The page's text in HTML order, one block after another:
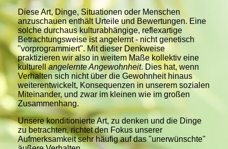
Diese Art, Dinge, Situationen oder Menschen
anzuschauen enthält Urteile und Bewertungen. Eine
solche durchaus kulturabhängige, reflexartige
Betrachtungsweise ist angelernt - nicht genetisch
"vorprogrammiert". Mit dieser Denkweise
praktizieren wir also in weitem Maße kollektiv eine
kulturellangelernte Angewohnheit. Dies hat, wenn
Verhalten sich nicht über die Gewohnheit hinaus
weiterentwickelt, Konsequenzen in unserem sozialen
Miteinander, und zwar im kleinen wie im großen
Zusammenhang.
Unsere konditionierte Art, zu denken und die Dinge
zu betrachten, richtet den Fokus unserer
Aufmerksamkeit sehr häufig auf das "unerwünschte"